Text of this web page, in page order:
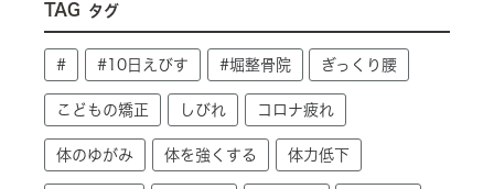
TAG タグ
# #10日えびす #堀整骨院 ぎっくり腰
こどもの矯正 しびれ コロナ疲れ
体のゆがみ 体を強くする 体力低下